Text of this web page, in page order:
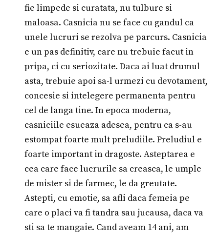
fie limpede si curatata, nu tulbure si
maloasa. Casnicia nu se face cu gandul ca
unele lucruri se rezolva pe parcurs. Casnicia
e un pas definitiv, care nu trebuie facut in
pripa, ci cu seriozitate. Daca ai luat drumul
asta, trebuie apoi sa-l urmezi cu devotament,
concesie si intelegere permanenta pentru
cel de langa tine. In epoca moderna,
casniciile esueaza adesea, pentru ca s-au
estompat foarte mult preludiile. Preludiul e
foarte important in dragoste. Asteptarea e
cea care face lucrurile sa creasca, le umple
de mister si de farmec, le da greutate.
Astepti, cu emotie, sa afli daca femeia pe
care o placi va fi tandra sau jucausa, daca va
sti sa te mangaie. Cand aveam 14 ani, am